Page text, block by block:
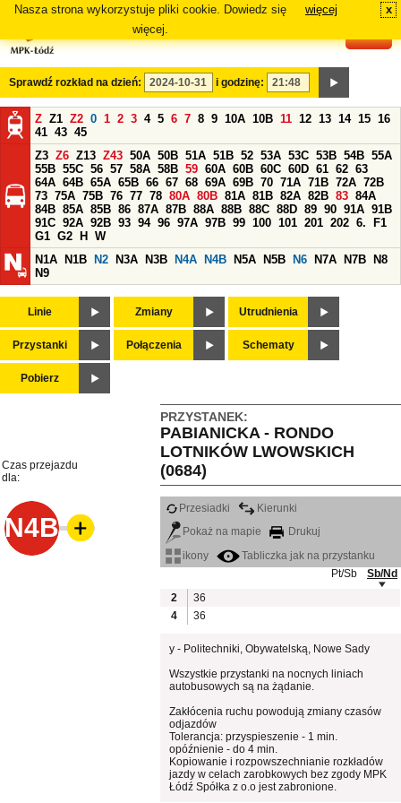
Nasza strona wykorzystuje pliki cookie. Dowiedz się
więcej.
więcej x
Sprawdź rozkład na dzień: i godzinę:
Z Z1 Z2 0 1 2 3 4 5 6 7 8 9 10A 10B 11 12 13 14 15 16
41 43 45
Z3 Z6 Z13 Z43 50A 50B 51A 51B 52 53A 53C 53B 54B 55A
55B 55C 56 57 58A 58B 59 60A 60B 60C 60D 61 62 63
64A 64B 65A 65B 66 67 68 69A 69B 70 71A 71B 72A 72B
73 75A 75B 76 77 78 80A 80B 81A 81B 82A 82B 83 84A
84B 85A 85B 86 87A 87B 88A 88B 88C 88D 89 90 91A 91B
91C 92A 92B 93 94 96 97A 97B 99 100 101 201 202 6.
F1
G1 G2 H
W
N1A
N1B N2 N3A N3B N4A N4B N5A N5B N6 N7A N7B
N8
N9
Linie Zmiany Utrudnienia
Przystanki Połączenia Schematy
Pobierz
PRZYSTANEK:
PABIANICKA - RONDO
LOTNIKÓW LWOWSKICH
(0684)
Czas przejazdu
dla:
N4B
Przesiadki
Kierunki
Pokaż na mapie
Drukuj
ikony
Tabliczka jak na przystanku
Pt/Sb
Sb/Nd
2
36
4
36
y - Politechniki, Obywatelską, Nowe Sady
Wszystkie przystanki na nocnych liniach
autobusowych są na żądanie.
Zakłócenia ruchu powodują zmiany czasów
odjazdów
Tolerancja: przyspieszenie - 1 min.
opóźnienie - do 4 min.
Kopiowanie i rozpowszechnianie rozkładów
jazdy w celach zarobkowych bez zgody MPK
Łódź Spółka z o.o jest zabronione.